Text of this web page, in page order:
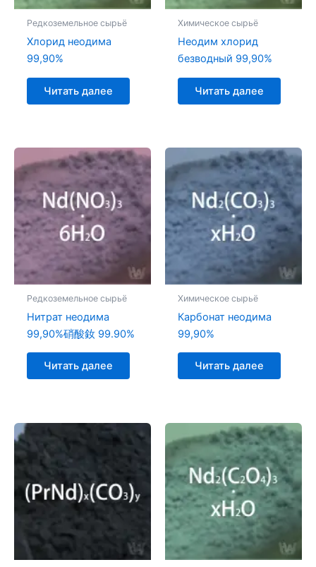
Редкоземельное сырьё
Хлорид неодима
99,90%
Читать далее
Химическое сырьё
Неодим хлорид
безводный 99,90%
Читать далее
Редкоземельное сырьё
Нитрат неодима
99,90%硝酸釹 99.90%
Читать далее
Химическое сырьё
Карбонат неодима
99,90%
Читать далее